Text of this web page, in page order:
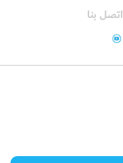
اتصل بنا